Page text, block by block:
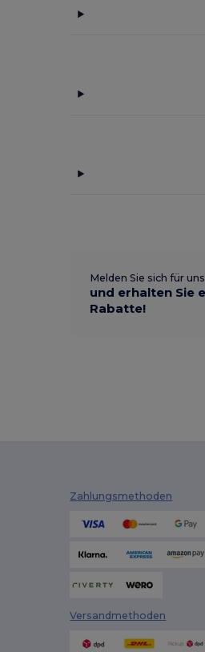
Melden Sie sich für
und erhalten Sie
Rabatte!
Zahlungsmethoden
Versandmethoden